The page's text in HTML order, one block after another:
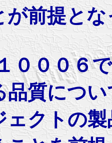
が前提と
０００６
品質につ
ェクトの